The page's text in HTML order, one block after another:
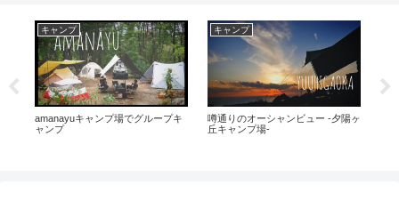
キャンプ
amanayuキャンプ場でグループキ
ャンプ
キャンプ
噂通りのオーシャンビュー -夕陽ヶ
丘キャンプ場-